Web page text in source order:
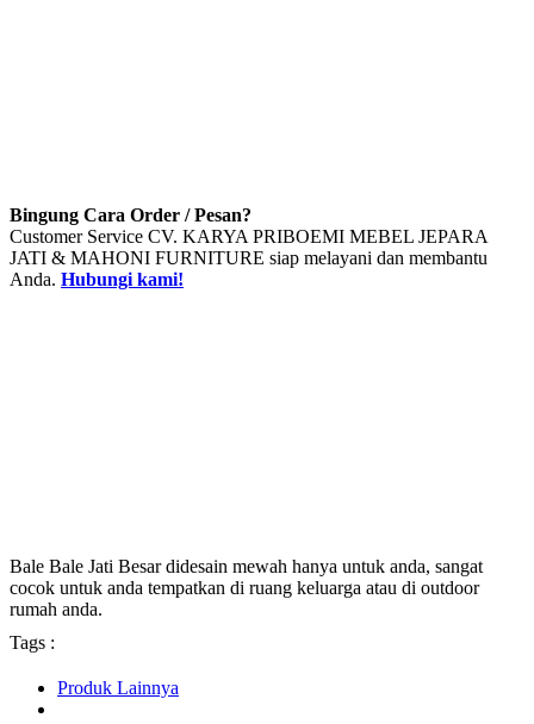
Bingung Cara Order / Pesan?
Customer Service CV. KARYA PRIBOEMI MEBEL JEPARA
JATI & MAHONI FURNITURE siap melayani dan membantu
Anda. Hubungi kami!
Bale Bale Jati Besar didesain mewah hanya untuk anda, sangat
cocok untuk anda tempatkan di ruang keluarga atau di outdoor
rumah anda.
Tags :
Produk Lainnya